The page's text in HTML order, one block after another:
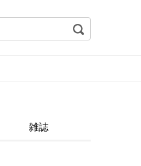
雑誌